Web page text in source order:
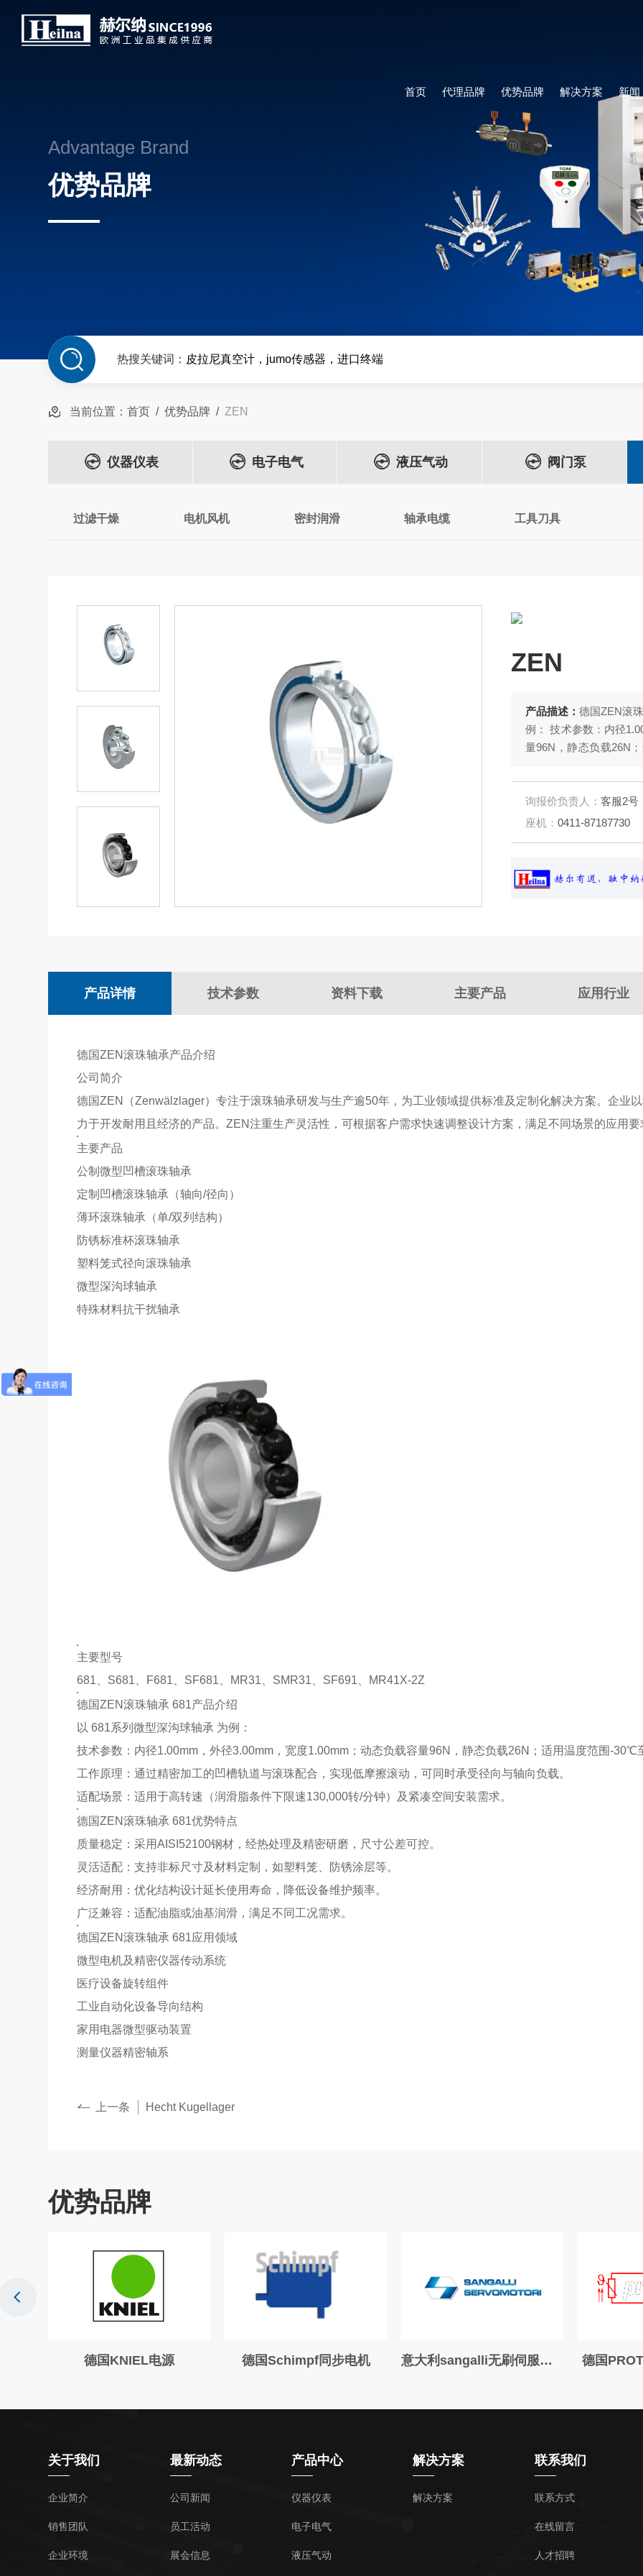
首页 代理品牌 优势品牌 解决方案 新闻
Advantage Brand
优势品牌
热搜关键词： 皮拉尼真空计，jumo传感器，进口终端
当前位置：首页 /优势品牌 / ZEN
仪器仪表 电子电气 液压气动 阀门泵
过滤干燥 电机风机 密封润滑 轴承电缆 工具刀具
ZEN
产品描述： 德国ZEN滚
例： 技术参数：内径
量96N，静态负载26N
向负载。 适配场景：适
及紧凑空间安装需求。
询报价负责人： 客服2号
座机： 0411-87187730
产品详情 技术参数 资料下载 主要产品 应用行业
德国ZEN滚珠轴承产品介绍‌
‌公司简介‌
德国ZEN（Zenwälzlager）专注于滚珠轴承研发与生产逾50年，为工业领域提供标准及定制化解决方案。企业
力于开发耐用且经济的产品。ZEN注重生产灵活性，可根据客户需求快速调整设计方案，满足不同场景的应用要
‌主要产品‌
公制微型凹槽滚珠轴承
定制凹槽滚珠轴承（轴向/径向）
薄环滚珠轴承（单/双列结构）
防锈标准杯滚珠轴承
塑料笼式径向滚珠轴承
微型深沟球轴承
特殊材料抗干扰轴承
‌主要型号‌
681、S681、F681、SF681、MR31、SMR31、SF691、MR41X-2Z
德国ZEN滚珠轴承 ‌681‌产品介绍‌
以 ‌681系列微型深沟球轴承‌ 为例：
技术参数‌：内径1.00mm，外径3.00mm，宽度1.00mm；动态负载容量96N，静态负载26N；适用温度范围-30℃
‌工作原理‌：通过精密加工的凹槽轨道与滚珠配合，实现低摩擦滚动，可同时承受径向与轴向负载。
‌适配场景‌：适用于高转速（润滑脂条件下限速130,000转/分钟）及紧凑空间安装需求。
德国ZEN滚珠轴承 ‌681‌优势特点‌
‌质量稳定‌：采用AISI52100钢材，经热处理及精密研磨，尺寸公差可控。
‌灵活适配‌：支持非标尺寸及材料定制，如塑料笼、防锈涂层等。
‌经济耐用‌：优化结构设计延长使用寿命，降低设备维护频率。
‌广泛兼容‌：适配油脂或油基润滑，满足不同工况需求。
德国ZEN滚珠轴承 ‌681‌应用领域‌
微型电机及精密仪器传动系统
医疗设备旋转组件
工业自动化设备导向结构
家用电器微型驱动装置
测量仪器精密轴系
上一条 Hecht Kugellager
优势品牌
德国KNIEL电源 德国Schimpf同步电机 意大利sangalli无刷伺服电机 德国
关于我们
企业简介
销售团队
企业环境
最新动态
公司新闻
员工活动
展会信息
产品中心
仪器仪表
电子电气
液压气动
解决方案
解决方案
联系我们
联系方式
在线留言
人才招聘